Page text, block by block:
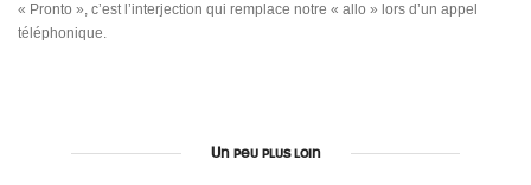
« Pronto », c’est l’interjection qui remplace notre « allo » lors d’un appel
téléphonique.
Un peu plus loin